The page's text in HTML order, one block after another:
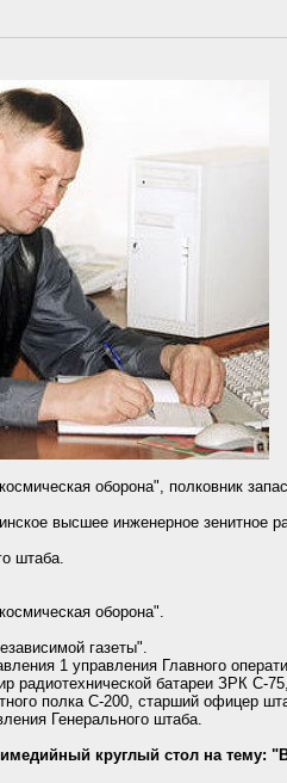
оборона", полковник
высшее инженерное зенитное
штаба.
оборона".
газеты".
1 управления Главного
батареи ЗРК С-
полка С-200, старший офицер
Генерального штаба.
круглый стол на тему: